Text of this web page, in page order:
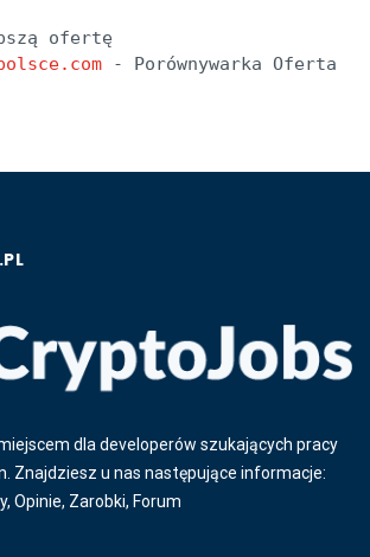
- Porównywarka Oferta
dla developerów szukających pracy
Znajdziesz u nas następujące informacje:
Opinie, Zarobki, Forum